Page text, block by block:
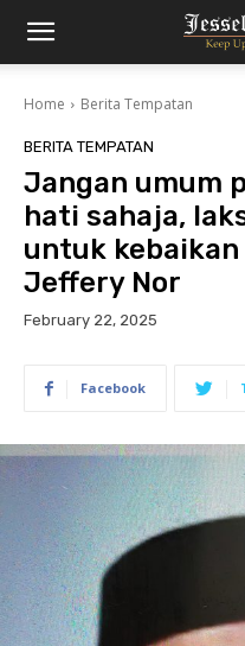
Home Berita Tempatan
BERITA TEMPATAN
Jangan umum
hati sahaja,
untuk
Jeffery Nor
February 22, 2025
Facebook